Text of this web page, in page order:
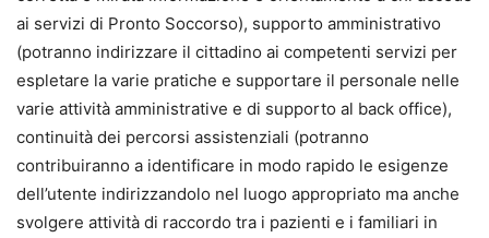
ai servizi di Pronto Soccorso), supporto amministrativo
(potranno indirizzare il cittadino ai competenti servizi per
espletare la varie pratiche e supportare il personale nelle
varie attività amministrative e di supporto al back office),
continuità dei percorsi assistenziali (potranno
contribuiranno a identificare in modo rapido le esigenze
dell’utente indirizzandolo nel luogo appropriato ma anche
svolgere attività di raccordo tra i pazienti e i familiari in